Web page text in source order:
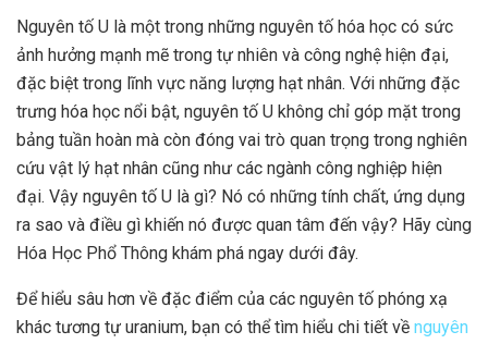
Nguyên tố U là một trong những nguyên tố hóa học có sức
ảnh hưởng mạnh mẽ trong tự nhiên và công nghệ hiện đại,
đặc biệt trong lĩnh vực năng lượng hạt nhân. Với những đặc
trưng hóa học nổi bật, nguyên tố U không chỉ góp mặt trong
bảng tuần hoàn mà còn đóng vai trò quan trọng trong nghiên
cứu vật lý hạt nhân cũng như các ngành công nghiệp hiện
đại. Vậy nguyên tố U là gì? Nó có những tính chất, ứng dụng
ra sao và điều gì khiến nó được quan tâm đến vậy? Hãy cùng
Hóa Học Phổ Thông khám phá ngay dưới đây.
Để hiểu sâu hơn về đặc điểm của các nguyên tố phóng xạ
khác tương tự uranium, bạn có thể tìm hiểu chi tiết về nguyên